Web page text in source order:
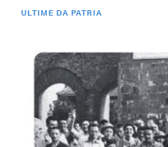
ULTIME DA PATRIA